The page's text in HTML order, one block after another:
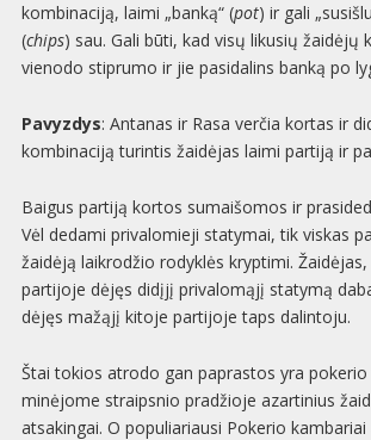
kombinaciją, laimi „banką“ (pot) ir gali
(chips) sau. Gali būti, kad visų likusių žaidėjų
vienodo stiprumo ir jie pasidalins banką po
Pavyzdys: Antanas ir Rasa verčia kortas ir
kombinaciją turintis žaidėjas laimi partiją ir
Baigus partiją kortos sumaišomos ir
Vėl dedami privalomieji statymai, tik viskas
žaidėją laikrodžio rodyklės kryptimi.
partijoje dėjęs didįjį privalomąjį statymą
dėjęs mažąjį kitoje partijoje taps dalintoju.
Štai tokios atrodo gan paprastos yra pokerio
minėjome straipsnio pradžioje azartinius
atsakingai. O populiariausi Pokerio kambariai